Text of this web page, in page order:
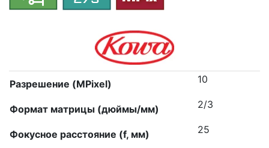
Разрешение (MPixel) 10
Формат матрицы (дюймы/мм) 2/3
Фокусное расстояние (f, мм) 25